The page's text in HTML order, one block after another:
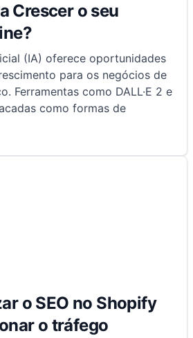
Crescer o seu
(IA) oferece oportunidades
para os negócios de
Ferramentas como DALL·E 2 e
como formas de
o SEO no Shopify
o tráfego